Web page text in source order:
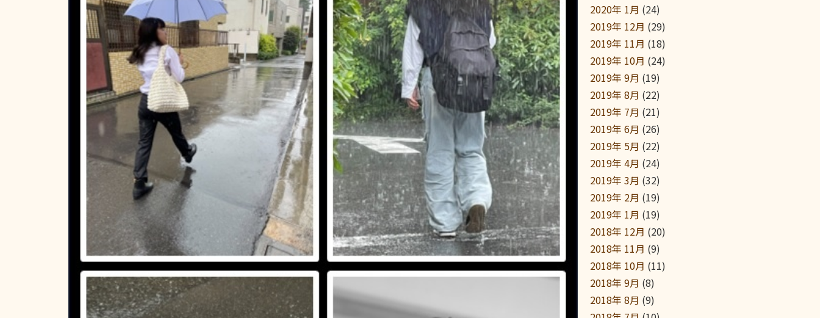
2020年 1月 (24)
2019年 12月 (29)
2019年 11月 (18)
2019年 10月 (24)
2019年 9月 (19)
2019年 8月 (22)
2019年 7月 (21)
2019年 6月 (26)
2019年 5月 (22)
2019年 4月 (24)
2019年 3月 (32)
2019年 2月 (19)
2019年 1月 (19)
2018年 12月 (20)
2018年 11月 (9)
2018年 10月 (11)
2018年 9月 (8)
2018年 8月 (9)